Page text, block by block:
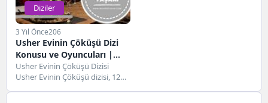
Diziler
3 Yıl Önce206
Usher Evinin Çöküşü Dizi
Konusu ve Oyuncuları |
Netflix
Usher Evinin Çöküşü Dizisi
Usher Evinin Çöküşü dizisi, 12